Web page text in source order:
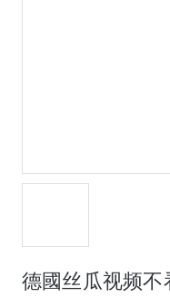
德國丝瓜视频